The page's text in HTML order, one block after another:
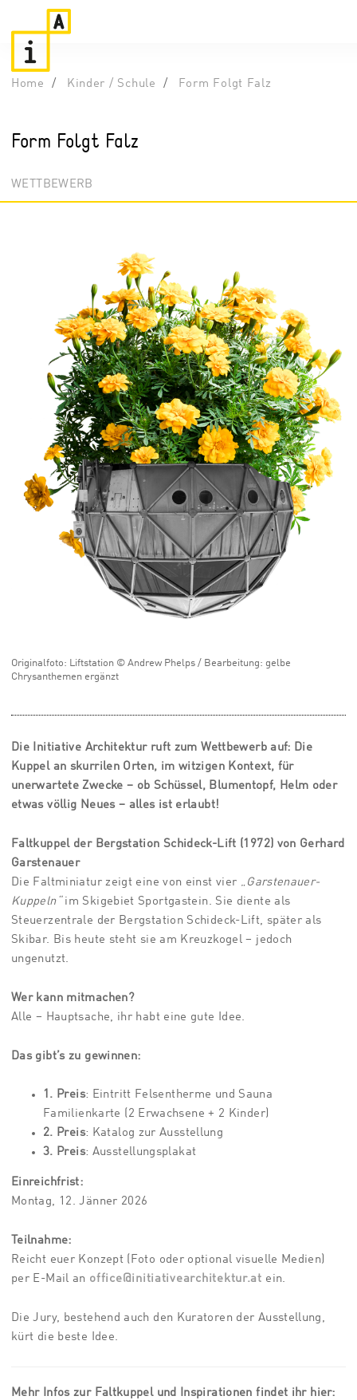
Home Kinder / Schule Form Folgt Falz
Form Folgt Falz
WETTBEWERB
Originalfoto: Liftstation © Andrew Phelps / Bearbeitung: gelbe
Chrysanthemen ergänzt
Die Initiative Architektur ruft zum Wettbewerb auf: Die
Kuppel an skurrilen Orten, im witzigen Kontext, für
unerwartete Zwecke – ob Schüssel, Blumentopf, Helm oder
etwas völlig Neues – alles ist erlaubt!
Faltkuppel der Bergstation Schideck-Lift (1972) von Gerhard
Garstenauer
Die Faltminiatur zeigt eine von einst vier „
Garstenauer-
Kuppeln“im Skigebiet Sportgastein. Sie diente als
Steuerzentrale der Bergstation Schideck-Lift, später als
Skibar. Bis heute steht sie am Kreuzkogel – jedoch
ungenutzt.
Wer kann mitmachen?
Alle – Hauptsache, ihr habt eine gute Idee.
Das gibt’s zu gewinnen:
1. Preis: Eintritt Felsentherme und Sauna
Familienkarte (2 Erwachsene + 2 Kinder)
2. Preis: Katalog zur Ausstellung
3. Preis: Ausstellungsplakat
Einreichfrist:
Montag, 12. Jänner 2026
Teilnahme:
Reicht euer Konzept (Foto oder optional visuelle Medien)
per E-Mail an office@initiativearchitektur.at ein.
Die Jury, bestehend auch den Kuratoren der Ausstellung,
kürt die beste Idee.
Mehr Infos zur Faltkuppel und Inspirationen findet ihr hier: